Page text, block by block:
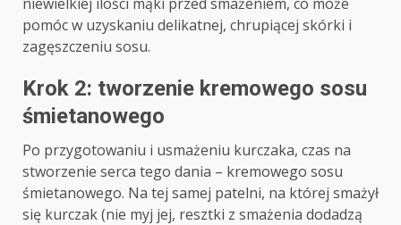
pomóc w uzyskaniu delikatnej, chrupiącej skórki i
zagęszczeniu sosu.
Krok 2: tworzenie kremowego sosu
śmietanowego
Po przygotowaniu i usmażeniu kurczaka, czas na
stworzenie serca tego dania – kremowego sosu
śmietanowego. Na tej samej patelni, na której smażył
się kurczak (nie myj jej, resztki z smażenia dodadzą